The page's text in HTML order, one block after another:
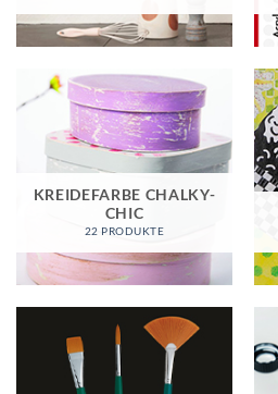
KREIDEFARBE CHALKY-
CHIC
22 PRODUKTE